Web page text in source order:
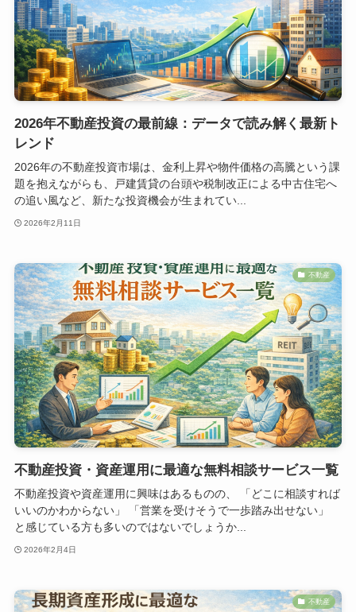
2026年不動産投資の最前線：データで読み解く最新ト
レンド
2026年の不動産投資市場は、金利上昇や物件価格の高騰という課
題を抱えながらも、戸建賃貸の台頭や税制改正による中古住宅へ
の追い風など、新たな投資機会が生まれてい...
2026年2月11日
不動産
不動産投資・資産運用に最適な無料相談サービス一覧
不動産投資や資産運用に興味はあるものの、 「どこに相談すれば
いいのかわからない」 「営業を受けそうで一歩踏み出せない」
と感じている方も多いのではないでしょうか...
2026年2月4日
不動産